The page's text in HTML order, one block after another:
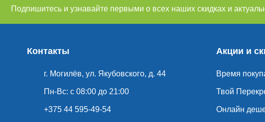
Подпишитесь и узнавайте первыми о всех наших скидках и
Контакты
г. Могилёв, ул. Якубовского, д. 44
Пн-Вс: с 08:00 до 21:00
+375 44 595-49-54
Акции и
Время
Твой
Онлайн